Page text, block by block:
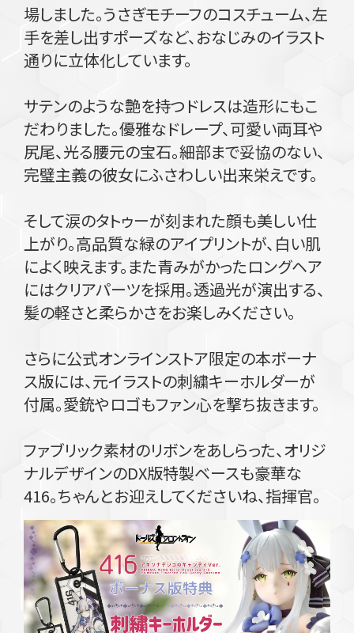
場しました。うさぎモチーフのコスチューム、左
手を差し出すポーズなど、おなじみのイラスト
通りに立体化しています。
サテンのような艶を持つドレスは造形にもこ
だわりました。優雅なドレープ、可愛い両耳や
尻尾、光る腰元の宝石。細部まで妥協のない、
完璧主義の彼女にふさわしい出来栄えです。
そして涙のタトゥーが刻まれた顔も美しい仕
上がり。高品質な緑のアイプリントが、白い肌
によく映えます。また青みがかったロングヘア
にはクリアパーツを採用。透過光が演出する、
髪の軽さと柔らかさをお楽しみください。
さらに公式オンラインストア限定の本ボーナ
ス版には、元イラストの刺繍キーホルダーが
付属。愛銃やロゴもファン心を撃ち抜きます。
ファブリック素材のリボンをあしらった、オリジ
ナルデザインのDX版特製ベースも豪華な
416。ちゃんとお迎えしてくださいね、指揮官。